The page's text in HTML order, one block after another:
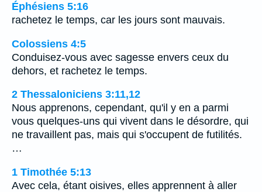
Éphésiens 5:16
rachetez le temps, car les jours sont mauvais.
Colossiens 4:5
Conduisez-vous avec sagesse envers ceux du
dehors, et rachetez le temps.
2 Thessaloniciens 3:11,12
Nous apprenons, cependant, qu'il y en a parmi
vous quelques-uns qui vivent dans le désordre, qui
ne travaillent pas, mais qui s'occupent de futilités.
…
1 Timothée 5:13
Avec cela, étant oisives, elles apprennent à aller